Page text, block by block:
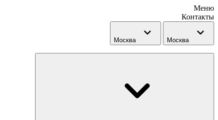
Меню
Контакты
Москва Москва